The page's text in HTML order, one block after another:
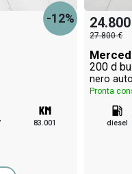
-12%
83.001
27.800 €
200 d
nero
Pronta
diesel